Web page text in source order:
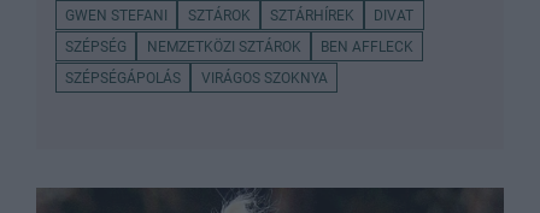
GWEN STEFANI SZTÁROK SZTÁRHÍREK
DIVAT
SZÉPSÉG
NEMZETKÖZI SZTÁROK
BEN AFFLECK
SZÉPSÉGÁPOLÁS
VIRÁGOS SZOKNYA